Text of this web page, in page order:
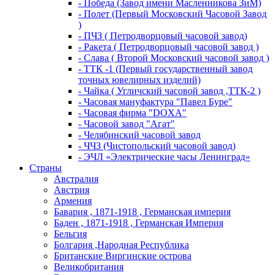
- Победа (Завод имени Масленникова ЗиМ)
- Полет (Первый Московский Часовой Завод
)
- ПЧЗ ( Петродворцовый часовой завод)
- Ракета ( Петродворцовый часовой завод )
- Слава ( Второй Московский часовой завод )
- ТТК -1 (Первый государственный завод
точных ювелирных изделий)
- Чайка ( Угличский часовой завод ,ТТК-2 )
- Часовая мануфактура "Павел Буре"
- Часовая фирма "DOXA"
- Часовой завод "Агат"
- Челябинский часовой завод
- ЧЧЗ (Чистопольский часовой завод)
- ЭЧЛ «Электрические часы Ленинград»
Страны
Австралия
Австрия
Армения
Бавария , 1871-1918 , Германская империя
Баден , 1871-1918 , Германская Империя
Бельгия
Болгария ,Народная Республика
Британские Виргинские острова
Великобритания